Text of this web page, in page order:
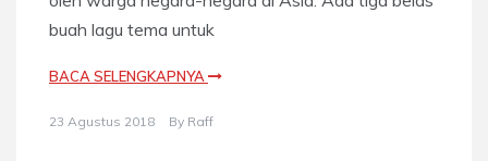
buah lagu tema untuk
BACA SELENGKAPNYA
23 Agustus 2018 By Raff